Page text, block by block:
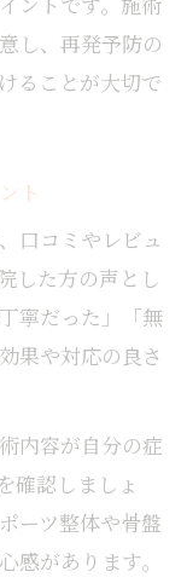
し、再発予防の
ることが大切で
ト
口コミやレビュ
した方の声とし
寧だった」「無
果や対応の良さ
内容が自分の症
確認しましょ
ーツ整体や骨盤
感があります。